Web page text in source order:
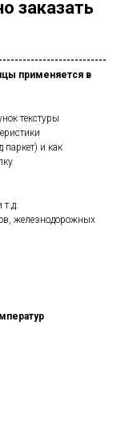
заказать
применяется в
текстуры
паркет) и как
т.д.
железнодорожных